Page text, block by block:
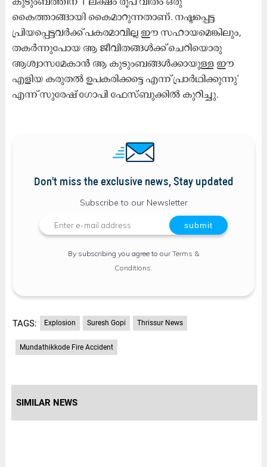
കൈത്താങ്ങായി കൈമാറുന്നതാണ്. ​നഷ്ടപ്പെട്ട
പ്രിയപ്പെട്ടവർക്ക് പകരമാവില്ല ഈ സഹായമെങ്കിലും,
തകർന്നുപോയ ആ ജീവിതങ്ങൾക്ക് ചെറിയൊരു
ആശ്വാസമേകാൻ ആ കുടുംബങ്ങൾക്കായുള്ള ഈ
എളിയ കരുതൽ ഉപകരിക്കട്ടെ എന്ന് പ്രാർഥിക്കുന്നു'
എന്ന് സുരേഷ് ഗോപി ഫേസ്ബുക്കിൽ കുറിച്ചു.
Don't miss the exclusive news, Stay updated
Subscribe to our Newsletter
By subscribing you agree to ourTerms &
Conditions
TAGS: Explosion Suresh Gopi Thrissur News
Mundathikkode Fire Accident
SIMILAR NEWS